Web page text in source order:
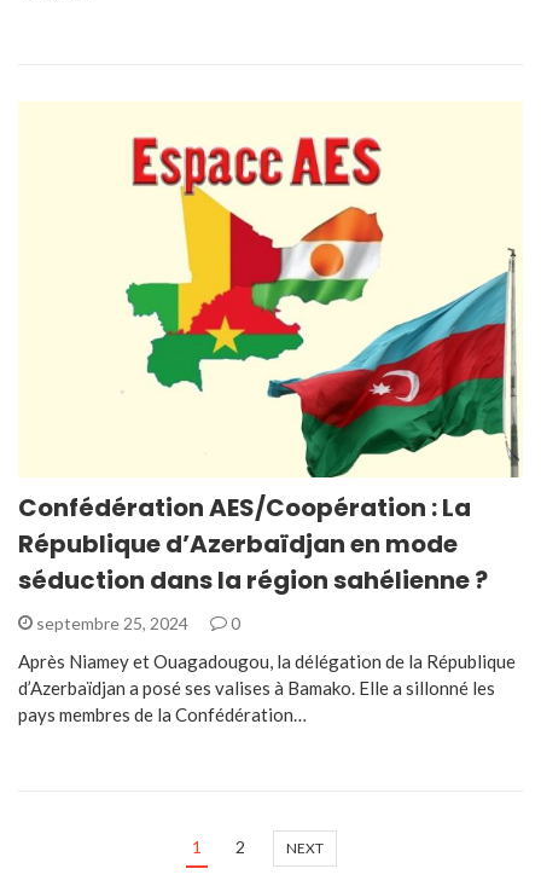
Confédération AES/Coopération : La
République d’Azerbaïdjan en mode
séduction dans la région sahélienne ?
septembre 25, 2024 0
Après Niamey et Ouagadougou, la délégation de la République
d’Azerbaïdjan a posé ses valises à Bamako. Elle a sillonné les
pays membres de la Confédération…
1 2 NEXT